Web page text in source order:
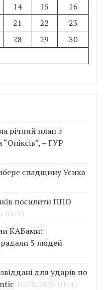
14 15
16
21 22
23
28 29
30
річний план з
– ГУР
спадщину Усика
посилити ППО
05:31
КАБами:
5 людей
для ударів по
10.08.2026 01:45